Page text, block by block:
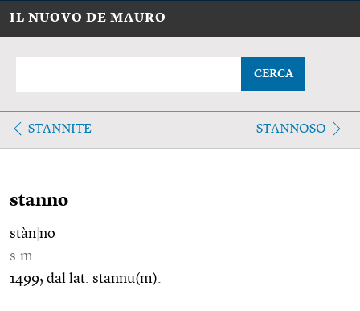
IL NUOVO DE MAURO
CERCA
STANNITE STANNOSO
stanno
stàn no
s.m.
1499; dal lat. stannu(m).